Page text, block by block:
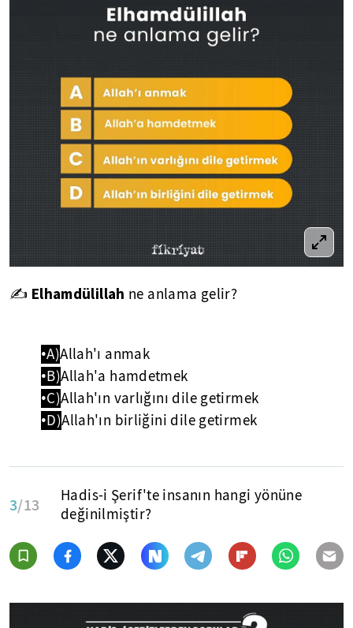
✍ Elhamdülillah ne anlama gelir?
•A)Allah'ı anmak
•B)Allah'a hamdetmek
•C)Allah'ın varlığını dile getirmek
•D)Allah'ın birliğini dile getirmek
3/13
Hadis-i Şerif'te insanın hangi yönüne
değinilmiştir?